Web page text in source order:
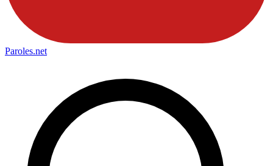
Paroles.net